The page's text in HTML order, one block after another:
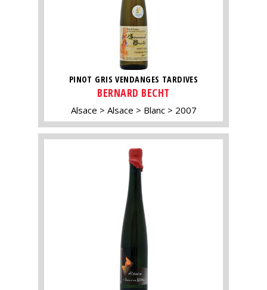
PINOT GRIS VENDANGES TARDIVES
BERNARD BECHT
Alsace Alsace Blanc 2007